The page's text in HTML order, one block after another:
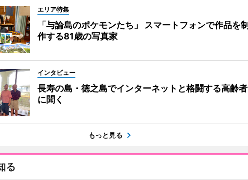
エリア特集
「与論島のポケモンたち」 スマートフォンで作品を制
作する81歳の写真家
インタビュー
長寿の島・徳之島でインターネットと格闘する高齢者
に聞く
もっと見る
る